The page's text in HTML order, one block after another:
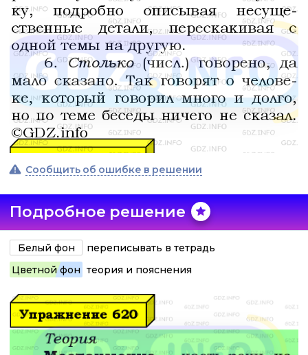
Сообщить об ошибке в решении
Подробное решение
Белый фон
переписывать в тетрадь
Цветной фон теория и пояснения